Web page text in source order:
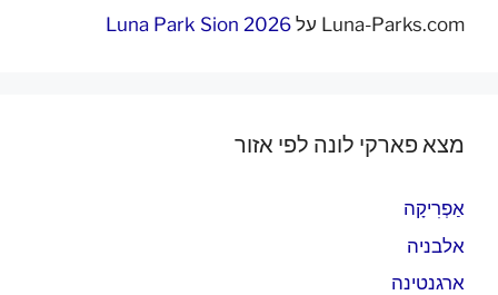
Luna-Parks.com על Luna Park Sion 2026
מצא פארקי לונה לפי אזור
אַפְרִיקָה
אלבניה
ארגנטינה